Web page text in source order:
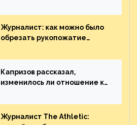
броске бутылкой в Кадри
Журналист: как можно было
обрезать рукопожатие
Плохая работа, ESPN
Капризов рассказал,
изменилось ли отношение к
Украине
Журналист The Athletic: